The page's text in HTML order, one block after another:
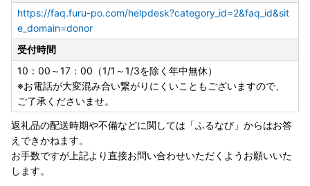
https://faq.furu-po.com/helpdesk?category_id=2&faq_id&sit
e_domain=donor
受付時間
10：00～17：00（1/1～1/3を除く年中無休）
※お電話が大変混み合い繋がりにくいこともございますので、
ご了承くださいませ。
返礼品の配送時期や不備などに関しては「ふるなび」からはお答
えできかねます。
お手数ですが上記より直接お問い合わせいただくようお願いいた
します。